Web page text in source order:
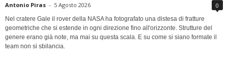
Antonio Piras - 5 Agosto 2026 0
Nel cratere Gale il rover della NASA ha fotografato una distesa di fratture
geometriche che si estende in ogni direzione fino all'orizzonte. Strutture del
genere erano già note, ma mai su questa scala. E su come si siano formate il
team non si sbilancia.